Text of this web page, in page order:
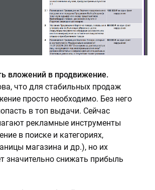
вложений в продвижение.
что для стабильных продаж
просто необходимо. Без него
в топ выдачи. Сейчас
рекламные инструменты
в поиске и категориях,
магазина и др.), но их
значительно снижать прибыль